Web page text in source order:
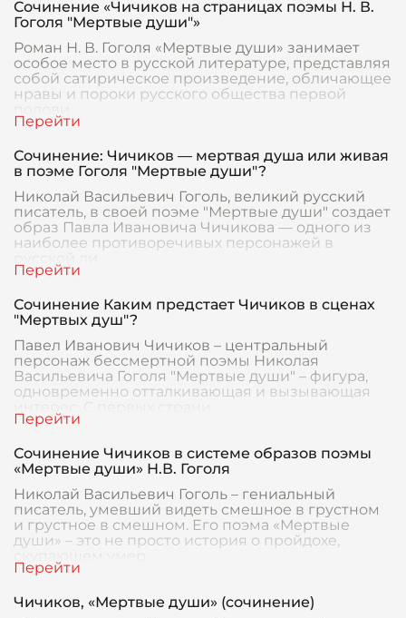
Сочинение «Чичиков на страницах поэмы Н. В.
Гоголя "Мертвые души"»
Роман Н. В. Гоголя «Мертвые души» занимает
особое место в русской литературе, представляя
собой сатирическое произведение, обличающее
нравы и пороки русского общества первой
Сочинение: Чичиков — мертвая душа или живая
в поэме Гоголя "Мертвые души"?
Николай Васильевич Гоголь, великий русский
писатель, в своей поэме "Мертвые души" создает
образ Павла Ивановича Чичикова — одного из
наиболее противоречивых персонажей в
Сочинение Каким предстает Чичиков в сценах
"Мертвых душ"?
Павел Иванович Чичиков – центральный
персонаж бессмертной поэмы Николая
Васильевича Гоголя "Мертвые души" – фигура,
одновременно отталкивающая и вызывающая
интерес. С первых страни
Сочинение Чичиков в системе образов поэмы
«Мертвые души» Н.В. Гоголя
Николай Васильевич Гоголь – гениальный
писатель, умевший видеть смешное в грустном
и грустное в смешном. Его поэма «Мертвые
души» – это не просто история о пройдохе,
Чичиков, «Мертвые души» (сочинение)